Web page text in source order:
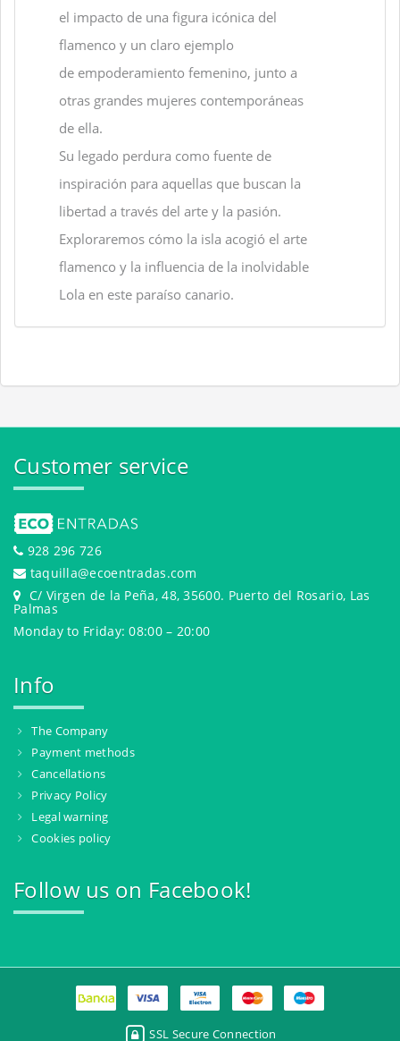
el impacto de una figura icónica del
flamenco y un claro ejemplo
de empoderamiento femenino, junto a
otras grandes mujeres contemporáneas
de ella.
Su legado perdura como fuente de
inspiración para aquellas que buscan la
libertad a través del arte y la pasión.
Exploraremos cómo la isla acogió el arte
flamenco y la influencia de la inolvidable
Lola en este paraíso canario.
Customer service
928 296 726
taquilla@ecoentradas.com
C/ Virgen de la Peña, 48, 35600. Puerto del Rosario, Las
Palmas
Monday to Friday: 08:00 – 20:00
Info
The Company
Payment methods
Cancellations
Privacy Policy
Legal warning
Cookies policy
Follow us on Facebook!
SSL Secure Connection